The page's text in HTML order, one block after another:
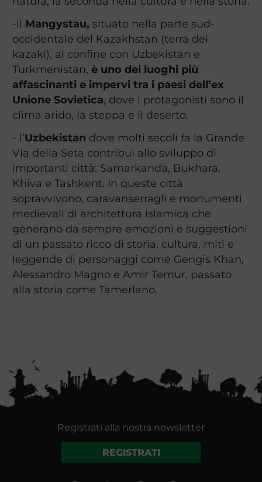
-il Mangystau, situato nella parte sud-
occidentale del Kazakhstan (terra dei
kazaki), al confine con Uzbekistan e
Turkmenistan, è uno dei luoghi più
affascinanti e impervi tra i paesi dell’ex
Unione Sovietica, dove i protagonisti sono il
clima arido, la steppa e il deserto.
- l’Uzbekistan dove molti secoli fa la Grande
Via della Seta contribuì allo sviluppo di
importanti città: Samarkanda, Bukhara,
Khiva e Tashkent. In queste città
sopravvivono, caravanserragli e monumenti
medievali di architettura islamica che
generano da sempre emozioni e suggestioni
di un passato ricco di storia, cultura, miti e
leggende di personaggi come Gengis Khan,
Alessandro Magno e Amir Temur, passato
alla storia come Tamerlano.
Registrati alla nostra newsletter
REGISTRATI